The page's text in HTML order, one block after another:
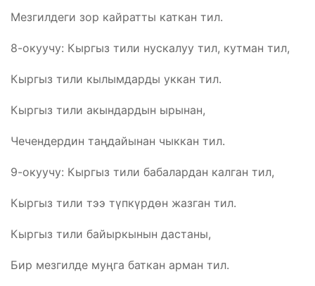
Мезгилдеги зор кайратты каткан тил.
8-окуучу: Кыргыз тили нускалуу тил, кутман тил,
Кыргыз тили кылымдарды уккан тил.
Кыргыз тили акындардын ырынан,
Чечендердин таңдайынан чыккан тил.
9-окуучу: Кыргыз тили бабалардан калган тил,
Кыргыз тили тээ түпкүрдөн жазган тил.
Кыргыз тили байыркынын дастаны,
Бир мезгилде муңга баткан арман тил.